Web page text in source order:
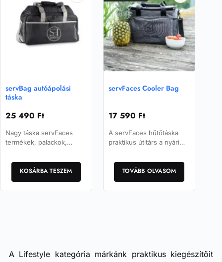
servBag autóápolási
táska
25 490 Ft
Nagy táska servFaces
termékek, palackok,
és kiegészítők tárolására
és szállítására.
KOSÁRBA TESZEM
servFaces Cooler Bag
17 590 Ft
A servFaces hűtőtáska
praktikus útitárs a nyári
TOVÁBB OLVASOM
A Lifestyle kategória márkánk praktikus kiegészítőit